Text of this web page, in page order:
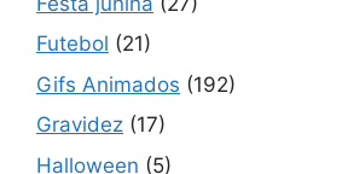
Futebol (21)
Gifs Animados (192)
Gravidez (17)
Halloween (5)